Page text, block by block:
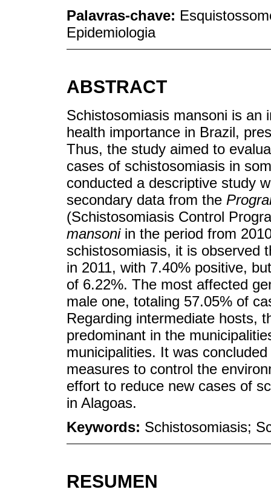
Palavras-chave:
Epidemiologia
ABSTRACT
Schistosomiasis mansoni is an
health importance in Brazil,
Thus, the study aimed to
cases of schistosomiasis in
conducted a descriptive study
secondary data from the
(Schistosomiasis Control
mansoniin the period from
schistosomiasis, it is observed
in 2011, with 7.40% positive,
of 6.22%. The most affected
male one, totaling 57.05% of
Regarding intermediate hosts,
predominant in the
municipalities. It was
measures to control the
effort to reduce new cases of
in Alagoas.
Keywords: Schistosomiasis;
RESUMEN